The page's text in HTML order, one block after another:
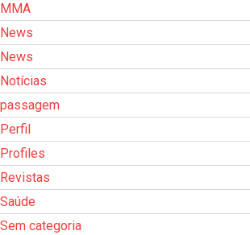
MMA
News
News
Notícias
passagem
Perfil
Profiles
Revistas
Saúde
Sem categoria